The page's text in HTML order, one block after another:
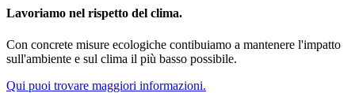
Lavoriamo nel rispetto del clima.
Con concrete misure ecologiche contibuiamo a mantenere l'impatto
sull'ambiente e sul clima il più basso possibile.
Qui puoi trovare maggiori informazioni.